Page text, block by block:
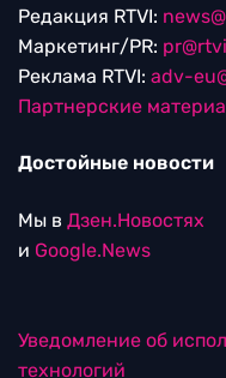
Редакция RTVI:
Маркетинг/PR:
Реклама RTVI: adv-
Партнерские
Достойные новости
Мы в Дзен.Новостях
и Google.News
Уведомление об
технологий